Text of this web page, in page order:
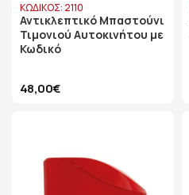
ΚΩΔΙΚΟΣ: 2110
Αντικλεπτικό Μπαστούνι
Τιμονιού Αυτοκινήτου με
Κωδικό
48,00€